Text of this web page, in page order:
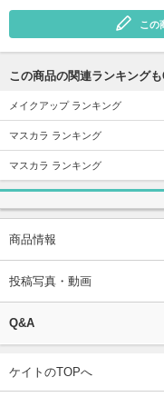
この
この商品の関連ランキングも
メイクアップ ランキング
マスカラ ランキング
マスカラ ランキング
商品情報
投稿写真・動画
Q&A
ケイトのTOPへ